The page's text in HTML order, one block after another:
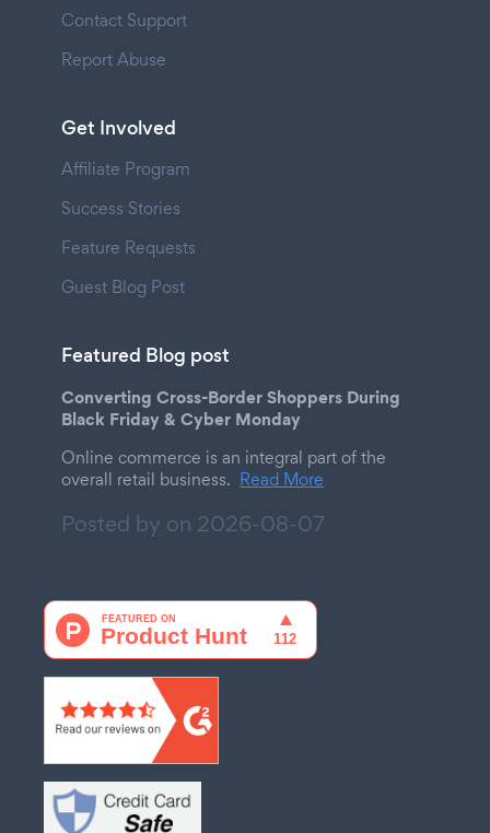
Contact Support
Report Abuse
Get Involved
Affiliate Program
Success Stories
Feature Requests
Guest Blog Post
Featured Blog post
Converting Cross-Border Shoppers During
Black Friday & Cyber Monday
Online commerce is an integral part of the
overall retail business. Read More
Posted by on 2026-08-07